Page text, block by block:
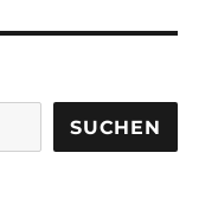
E
SUCHEN